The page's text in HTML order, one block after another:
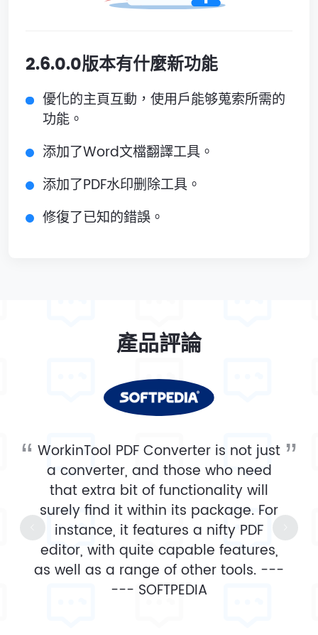
2.6.0.0版本有什麼新功能
優化的主頁互動，使用戶能够蒐索所需的
功能。
添加了Word文檔翻譯工具。
添加了PDF水印删除工具。
修復了已知的錯誤。
產品評論
WorkinTool PDF Converter is not just
a converter, and those who need
that extra bit of functionality will
surely find it within its package. For
instance, it features a nifty PDF
editor, with quite capable features,
as well as a range of other tools. ---
--- SOFTPEDIA